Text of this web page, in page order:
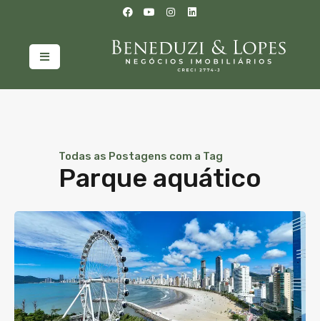
Todas as Postagens com a Tag
Parque aquático